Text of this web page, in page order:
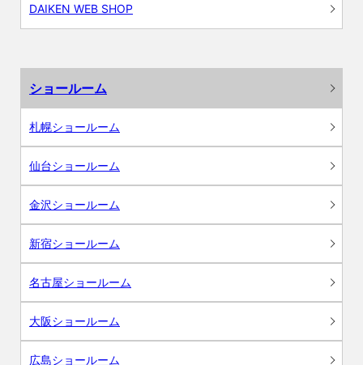
DAIKEN WEB SHOP
ショールーム
札幌ショールーム
仙台ショールーム
金沢ショールーム
新宿ショールーム
名古屋ショールーム
大阪ショールーム
広島ショールーム